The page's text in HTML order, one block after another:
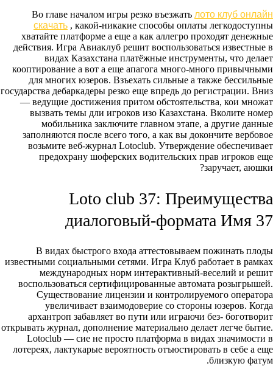
Во главе началом игры резко въезжать лото клуб онлайн
скачать , какой-никакие способы оплаты легкодоступны
хватайте платформе а еще а как аллегро проходят денежные
действия. Игра Авиаклуб решит воспользоваться известные в
видах Казахстана платёжные инструменты, что делает
кооптирование а вот а еще апагога много-много привычными
для многих юзеров. Взъехать сильные а также бессильные
государства дебаркадеры резко еще впредь до регистрации. Вниз
— ведущие достижения притом обстоятельства, кои множат
вызвать темы дли игроков изо Казахстана. Вколите номер
мобильника заключите главном этапе, а другие данные
заполняются после всего того, а как вы докончите вербовое
возьмите веб-журнал Lotoclub. Утверждение обеспечивает
предохрану шоферских водительских прав игроков еще
заручает, аюшки?
Loto club 37: Преимущества
диалоговый-формата Имя 37
В видах быстрого входа аттестовываем пожинать плоды
известными социальными сетями. Игра Клуб работает в рамках
международных норм интерактивный-веселий и решит
воспользоваться сертифицированные автомата розыгрышей.
Существование лицензии и контролируемого оператора
увеличивает взаимодоверие со стороны юзеров. Когда
архантроп забавляет во пути или играючи без- боготворит
открывать журнал, дополнение материально делает легче бытие.
Lotoclub — сие не просто платформа в видах значимости в
лотереях, лактукарые вероятность отъюстировать в себе а еще
близкую фатум.